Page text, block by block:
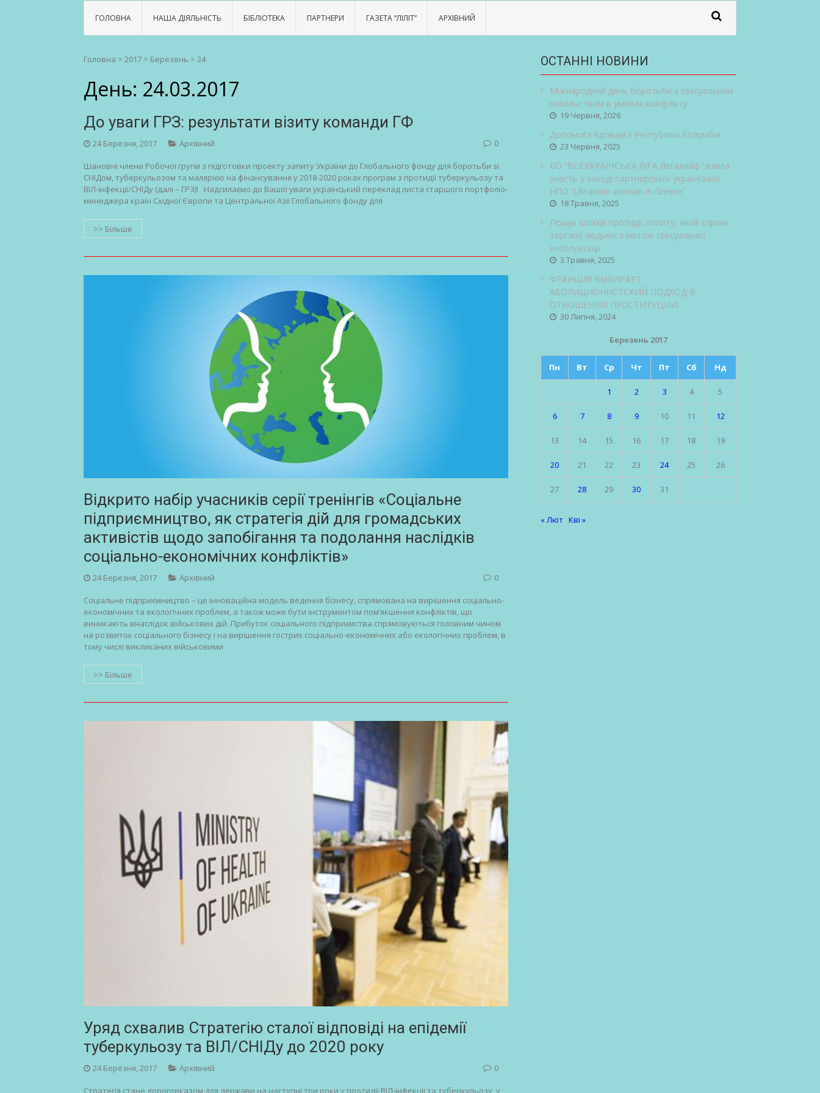
ГОЛОВНА НАША ДІЯЛЬНІСТЬ БІБЛІОТЕКА ПАРТНЕРИ ГАЗЕТА “ЛІЛІТ” АРХІВНИЙ
Головна > 2017 > Березень > 24
День: 24.03.2017
До уваги ГРЗ: результати візиту команди ГФ
24 Березня, 2017 Архівний 0
Шановні члени Робочої групи з підготовки проекту запиту України до Глобального фонду для боротьби зі
СНІДом, туберкульозом та малярією на фінансування у 2018-2020 роках програм з протидії туберкульозу та
ВІЛ-інфекції/СНІДу (далі – ГРЗ)! Надсилаємо до Вашої уваги український переклад листа старшого портфоліо-
менеджера країн Східної Європи та Центральної Азії Глобального фонду для
>> Більше
Відкрито набір учасників серії тренінгів «Соціальне
підприємництво, як стратегія дій для громадських
активістів щодо запобігання та подолання наслідків
соціально-економічних конфліктів»
24 Березня, 2017 Архівний 0
Соціальне підприємництво – це інноваційна модель ведення бізнесу, спрямована на вирішення соціально-
економічних та екологічних проблем, а також може бути інструментом пом’якшення конфліктів, що
виникають внаслідок військових дій. Прибуток соціального підприємства спрямовуються головним чином
на розвиток соціального бізнесу і на вирішення гострих соціально-економічних або екологічних проблем, в
тому числі викликаних військовими
>> Більше
Уряд схвалив Стратегію сталої відповіді на епідемії
туберкульозу та ВІЛ/СНІДу до 2020 року
24 Березня, 2017 Архівний 0
Стратегія стане дороговказом для держави на наступні три роки у протидії ВІЛ-інфекції та туберкульозу, у
ОСТАННІ НОВИНИ
Міжнародний день боротьби з сексуальним
насильством в умовах конфлікту
19 Червня, 2026
Допомога вдовам з Республіки Колумбія
23 Червня, 2025
БО “ВСЕУКРАЇНСЬКА ЛІГА Легалайф” взяла
участь у заході партнерської української
НПО “Ukrainian woman in Greece”
18 Травня, 2025
Пошук шляхів протидії попиту, який сприяє
торгівлі людьми з метою сексуальної
експлуатації
3 Травня, 2025
ФРАНЦИЯ ВЫБИРАЕТ
АБОЛИЦИОНИСТСКИЙ ПОДХОД В
ОТНОШЕНИИ ПРОСТИТУЦИИ.
30 Липня, 2024
Березень 2017
Пн Вт Ср Чт Пт Сб Нд
1 2 3 4 5
6 7 8 9 10 11 12
13 14 15 16 17 18 19
20 21 22 23 24 25 26
27 28 29 30 31
« Лют Кві »